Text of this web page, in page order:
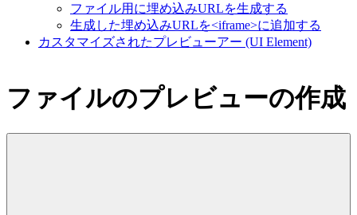
ファイル用に埋め込みURLを生成する
生成した埋め込みURLを<iframe>に追加する
カスタマイズされたプレビューアー (UI Element)
ファイルのプレビューの作成